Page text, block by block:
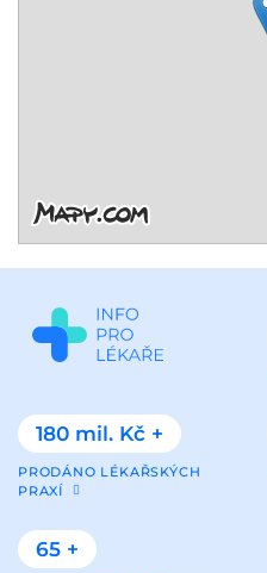
180 mil. Kč +
PRODÁNO LÉKAŘSKÝCH
PRAXÍ
65 +